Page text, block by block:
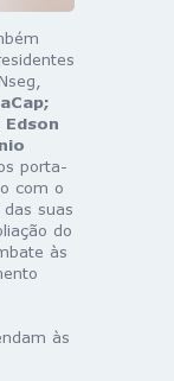
Edson
porta-
com o
suas
do
às
às